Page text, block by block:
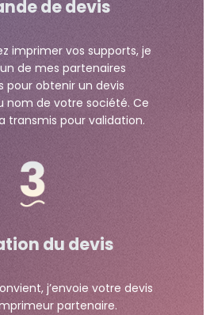
de devis
imprimer vos supports, je
de mes partenaires
pour obtenir un devis
nom de votre société. Ce
transmis pour validation.
du devis
j’envoie votre devis
partenaire.